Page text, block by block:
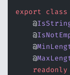
export class
    @
    @
    @
    @
    readonly